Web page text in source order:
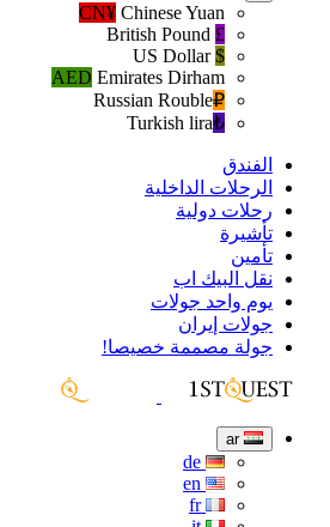
CN¥ Chinese Yuan
£
$
US Dollar
AED Emirates Dirham
₽‎
Russian Rouble
₺‎
Turkish lira
الفندق
الرحلات الداخلية
رحلات دولية
تأشيرة
تأمين
نقل البيك اب
يوم واحد جولات
جولات إيران
جولة مصممة خصيصا!
ar
fr